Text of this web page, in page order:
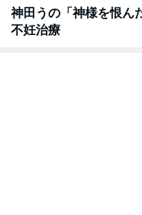
神田うの「神様を恨ん
不妊治療